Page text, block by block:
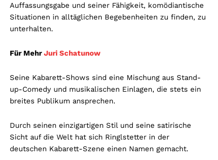
Auffassungsgabe und seiner Fähigkeit, komödiantische
Situationen in alltäglichen Begebenheiten zu finden, zu
unterhalten.
Für MehrJuri Schatunow
Seine Kabarett-Shows sind eine Mischung aus Stand-
up-Comedy und musikalischen Einlagen, die stets ein
breites Publikum ansprechen.
Durch seinen einzigartigen Stil und seine satirische
Sicht auf die Welt hat sich Ringlstetter in der
deutschen Kabarett-Szene einen Namen gemacht.